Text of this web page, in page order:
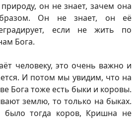
он не знает, зачем она
Он не знает, он её
если не жить по
Бога.
человеку, это очень важно и
И потом мы увидим, что на
Бога тоже есть быки и коровы.
землю, то только на быках.
было тогда коров, Кришна не